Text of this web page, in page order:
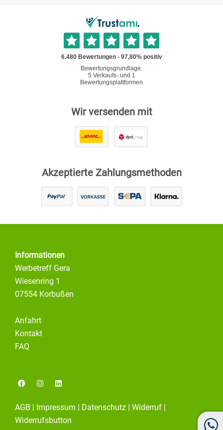
Wir versenden mit
Akzeptierte Zahlungsmethoden
Informationen
Werbetreff Gera
Wiesenring 1
07554 Korbußen
Anfahrt
Kontakt
FAQ
F
a
e
b
o
o
I
n
a
g
r
L
i
e
d
i
AGB Impressum Datenschutz Widerruf
Widerrufsbutton